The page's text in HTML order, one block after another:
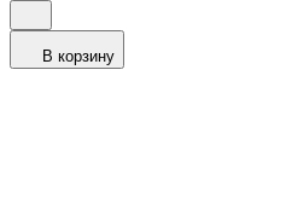
В корзину